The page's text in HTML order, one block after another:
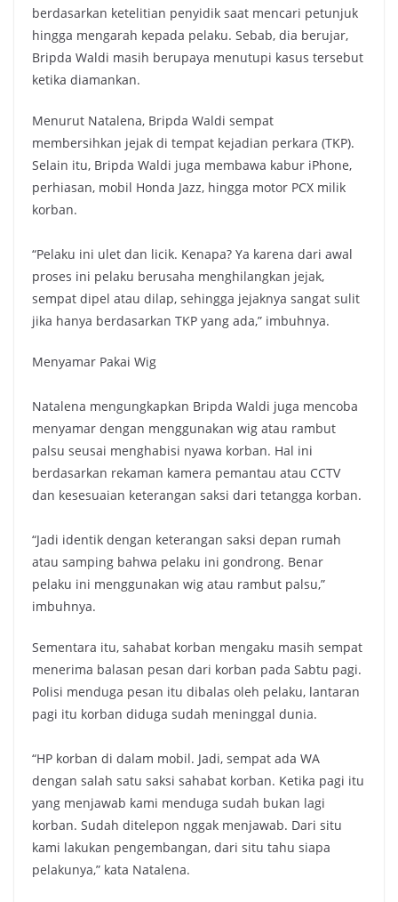
berdasarkan ketelitian penyidik saat mencari petunjuk
hingga mengarah kepada pelaku. Sebab, dia berujar,
Bripda Waldi masih berupaya menutupi kasus tersebut
ketika diamankan.
Menurut Natalena, Bripda Waldi sempat
membersihkan jejak di tempat kejadian perkara (TKP).
Selain itu, Bripda Waldi juga membawa kabur iPhone,
perhiasan, mobil Honda Jazz, hingga motor PCX milik
korban.
“Pelaku ini ulet dan licik. Kenapa? Ya karena dari awal
proses ini pelaku berusaha menghilangkan jejak,
sempat dipel atau dilap, sehingga jejaknya sangat sulit
jika hanya berdasarkan TKP yang ada,” imbuhnya.
Menyamar Pakai Wig
Natalena mengungkapkan Bripda Waldi juga mencoba
menyamar dengan menggunakan wig atau rambut
palsu seusai menghabisi nyawa korban. Hal ini
berdasarkan rekaman kamera pemantau atau CCTV
dan kesesuaian keterangan saksi dari tetangga korban.
“Jadi identik dengan keterangan saksi depan rumah
atau samping bahwa pelaku ini gondrong. Benar
pelaku ini menggunakan wig atau rambut palsu,”
imbuhnya.
Sementara itu, sahabat korban mengaku masih sempat
menerima balasan pesan dari korban pada Sabtu pagi.
Polisi menduga pesan itu dibalas oleh pelaku, lantaran
pagi itu korban diduga sudah meninggal dunia.
“HP korban di dalam mobil. Jadi, sempat ada WA
dengan salah satu saksi sahabat korban. Ketika pagi itu
yang menjawab kami menduga sudah bukan lagi
korban. Sudah ditelepon nggak menjawab. Dari situ
kami lakukan pengembangan, dari situ tahu siapa
pelakunya,” kata Natalena.